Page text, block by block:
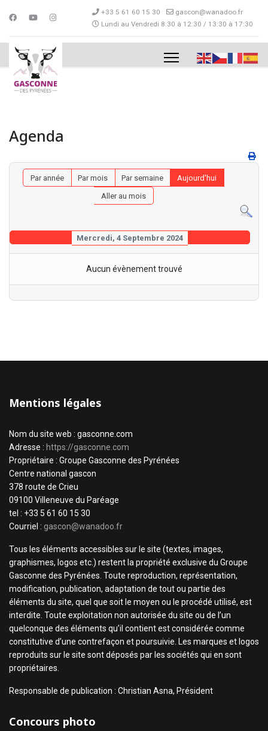
+33 5 61 60 15 30
gascon@wanadoo.fr
Lundi au Vendredi 8:30 à 12:30 / 13:30 à 17:30
Agenda
Par année Par mois Par semaine
Aujourd'hui
Aller au mois
Mercredi, 4 Septembre 2024
Aucun évènement trouvé
Mentions légales
Nom du site web : gasconne.com
Adresse : https://gasconne.com
Propriétaire : Groupe Gasconne des Pyrénées
Centre national gascon
378 route de Crieu
09100 Villeneuve du Paréage
tel : +33 5 61 60 15 30
Courriel : gascon@wanadoo.fr
Tous les éléments accessibles sur le site (textes, images,
graphismes, logos etc.) restent la propriété exclusive du Groupe
Gasconne des Pyrénées. Toute reproduction, représentation,
modification, publication, adaptation de tout ou partie des
éléments du site, quel que soit le moyen ou le procédé utilisé, est
interdite. Toute exploitation non autorisée du site ou de l’un
quelconque des éléments qu’il contient est considérée comme
constitutive d’une contrefaçon et poursuivie. Les marques et logos
reproduits sur le site sont déposés par les sociétés qui en sont
propriétaires.
Responsable de publication : Christian Asna, Président
Concours photo